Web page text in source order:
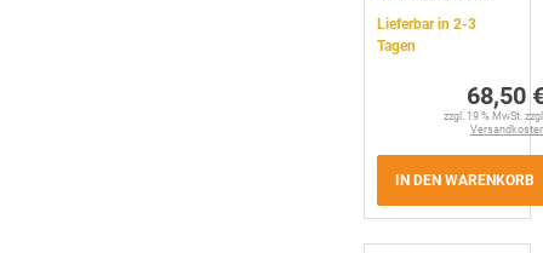
Lieferbar in 2-3
Tagen
68,50
zzgl. 19 % MwSt.
IN DEN WARENKORB